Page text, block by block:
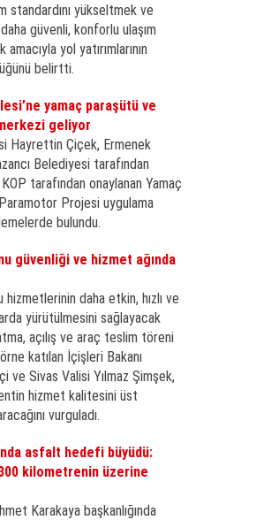
standardını yükseltmek ve
güvenli, konforlu ulaşım
amacıyla yol yatırımlarının
belirtti.
yamaç paraşütü ve
geliyor
Hayrettin Çiçek, Ermenek
Belediyesi tarafından
tarafından onaylanan Yamaç
Projesi uygulama
bulundu.
güvenliği ve hizmet ağında
hizmetlerinin daha etkin, hızlı ve
yürütülmesini sağlayacak
açılış ve araç teslim töreni
katılan İçişleri Bakanı
ve Sivas Valisi Yılmaz Şimşek,
hizmet kalitesini üst
vurguladı.
asfalt hedefi büyüdü:
300 kilometrenin üzerine
Karakaya başkanlığında